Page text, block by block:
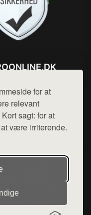
for at
relevant
sagt: for at
være irriterende.
hej@want.dk
og privatlivspolitik
en række
produkter fra
fra denne side - vi
Vi har heller ikke